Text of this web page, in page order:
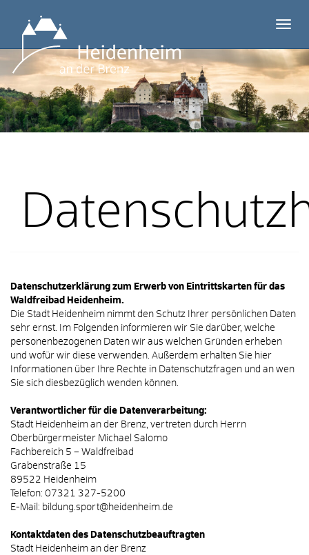
Datenschutzerklärung zum Erwerb von Eintrittskarten für das
Waldfreibad Heidenheim.
Die Stadt Heidenheim nimmt den Schutz Ihrer persönlichen Daten
sehr ernst. Im Folgenden informieren wir Sie darüber, welche
personenbezogenen Daten wir aus welchen Gründen erheben
und wofür wir diese verwenden. Außerdem erhalten Sie hier
Informationen über Ihre Rechte in Datenschutzfragen und an wen
Sie sich diesbezüglich wenden können.
Verantwortlicher für die Datenverarbeitung:
Stadt Heidenheim an der Brenz, vertreten durch Herrn
Oberbürgermeister Michael Salomo
Fachbereich 5 – Waldfreibad
Grabenstraße 15
89522 Heidenheim
Telefon: 07321 327-5200
E-Mail: bildung.sport@heidenheim.de
Kontaktdaten des Datenschutzbeauftragten
Stadt Heidenheim an der Brenz